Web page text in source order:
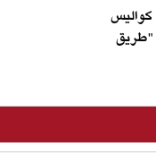
كواليس
"طريق